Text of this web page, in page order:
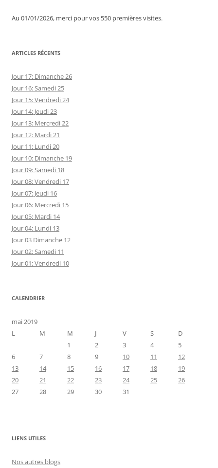
Au 01/01/2026, merci pour vos 550 premières visites.
ARTICLES RÉCENTS
Jour 17: Dimanche 26
Jour 16: Samedi 25
Jour 15: Vendredi 24
Jour 14: Jeudi 23
Jour 13: Mercredi 22
Jour 12: Mardi 21
Jour 11: Lundi 20
Jour 10: Dimanche 19
Jour 09: Samedi 18
Jour 08: Vendredi 17
Jour 07: Jeudi 16
Jour 06: Mercredi 15
Jour 05: Mardi 14
Jour 04: Lundi 13
Jour 03 Dimanche 12
Jour 02: Samedi 11
Jour 01: Vendredi 10
CALENDRIER
mai 2019
L
M M J V S
D
1
2 3 4
5
6
7 8 9 10 11
12
13
14 15 16 17 18
19
20
21 22 23 24 25
26
27
28 29 30 31
LIENS UTILES
Nos autres blogs